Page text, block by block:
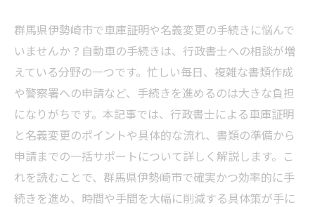
群馬県伊勢崎市で車庫証明や名義変更の手続きに悩んで
いませんか？自動車の手続きは、行政書士への相談が増
えている分野の一つです。忙しい毎日、複雑な書類作成
や警察署への申請など、手続きを進めるのは大きな負担
になりがちです。本記事では、行政書士による車庫証明
と名義変更のポイントや具体的な流れ、書類の準備から
申請までの一括サポートについて詳しく解説します。こ
れを読むことで、群馬県伊勢崎市で確実かつ効率的に手
続きを進め、時間や手間を大幅に削減する具体策が手に